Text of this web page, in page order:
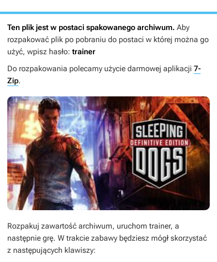
Ten plik jest w postaci spakowanego archiwum. Aby
rozpakować plik po pobraniu do postaci w której można go
użyć, wpisz hasło: trainer
Do rozpakowania polecamy użycie darmowej aplikacji 7-
Zip.
Rozpakuj zawartość archiwum, uruchom trainer, a
następnie grę. W trakcie zabawy będziesz mógł skorzystać
z następujących klawiszy: